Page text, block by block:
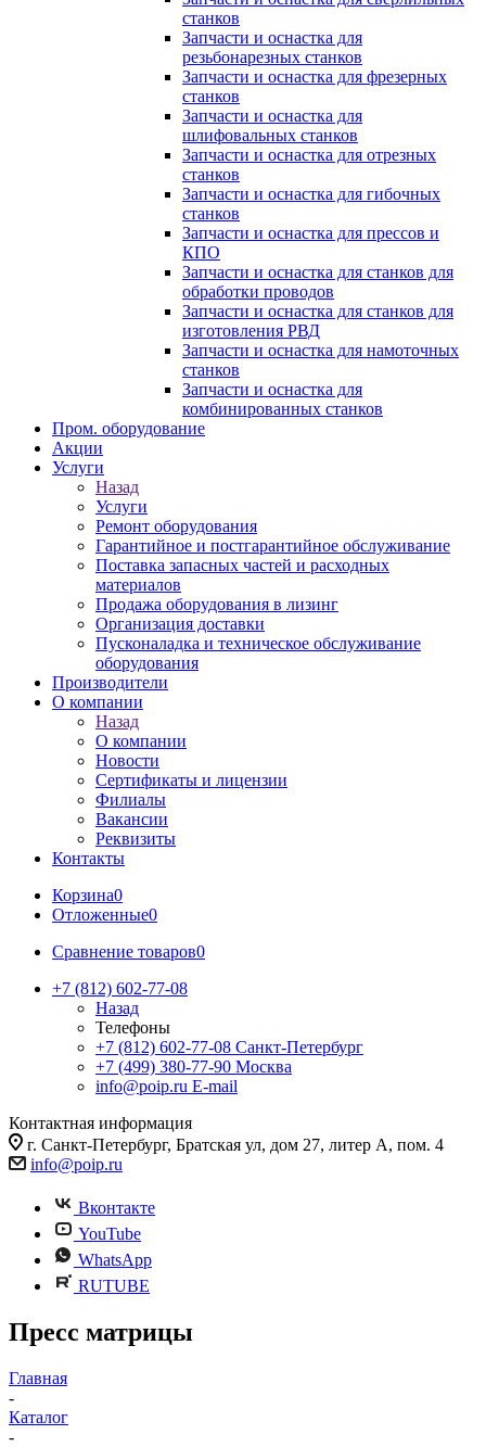
станков
Запчасти и оснастка для
резьбонарезных станков
Запчасти и оснастка для фрезерных
станков
Запчасти и оснастка для
шлифовальных станков
Запчасти и оснастка для отрезных
станков
Запчасти и оснастка для гибочных
станков
Запчасти и оснастка для прессов и
КПО
Запчасти и оснастка для станков для
обработки проводов
Запчасти и оснастка для станков для
изготовления РВД
Запчасти и оснастка для намоточных
станков
Запчасти и оснастка для
комбинированных станков
Пром. оборудование
Акции
Услуги
Назад
Услуги
Ремонт оборудования
Гарантийное и постгарантийное обслуживание
Поставка запасных частей и расходных
материалов
Продажа оборудования в лизинг
Организация доставки
Пусконаладка и техническое обслуживание
оборудования
Производители
О компании
Назад
О компании
Новости
Сертификаты и лицензии
Филиалы
Вакансии
Реквизиты
Контакты
Корзина0
Отложенные0
Сравнение товаров0
+7 (812) 602-77-08
Назад
Телефоны
+7 (812) 602-77-08 Санкт-Петербург
+7 (499) 380-77-90 Москва
info@poip.ru E-mail
Контактная информация
г. Санкт-Петербург, Братская ул, дом 27, литер А, пом. 4
info@poip.ru
Вконтакте
YouTube
WhatsApp
RUTUBE
Пресс матрицы
Главная
-
Каталог
-